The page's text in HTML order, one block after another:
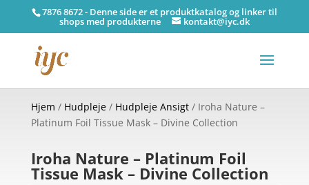
7876 8672 - Denne side er et produktkatalog og linker til
shops med produkterne kontakt@iyc.dk
Hjem / Hudpleje/ Hudpleje Ansigt/ Iroha Nature –
Platinum Foil Tissue Mask – Divine Collection
Iroha Nature – Platinum Foil
Tissue Mask – Divine Collection